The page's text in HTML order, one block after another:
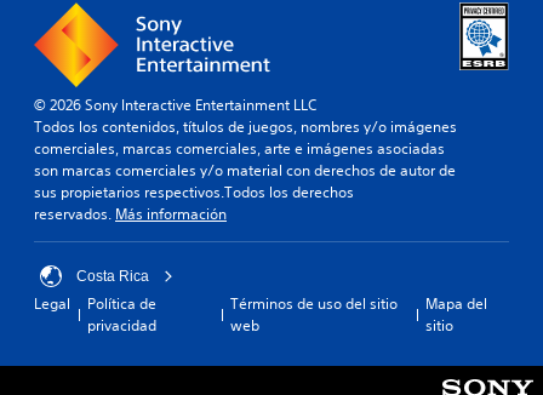
© 2026 Sony Interactive Entertainment LLC
Todos los contenidos, títulos de juegos, nombres y/o imágenes
comerciales, marcas comerciales, arte e imágenes asociadas
son marcas comerciales y/o material con derechos de autor de
sus propietarios respectivos.Todos los derechos
reservados. Más información
Costa Rica
Legal
Política de
privacidad
Términos de uso del sitio
web
Mapa del
sitio